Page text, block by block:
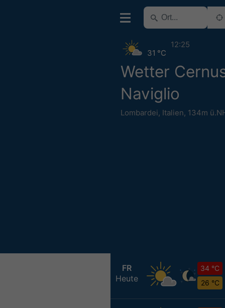
Wetter
Naviglio
Lombardei, Italien, 134m
31 °C
12:25
FR
Heute
34 °C
26 °C